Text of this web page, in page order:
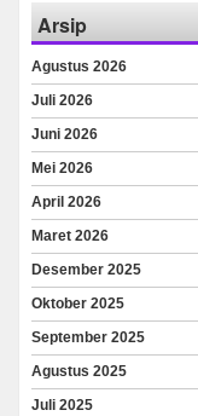
Arsip
Agustus 2026
Juli 2026
Juni 2026
Mei 2026
April 2026
Maret 2026
Desember 2025
Oktober 2025
September 2025
Agustus 2025
Juli 2025